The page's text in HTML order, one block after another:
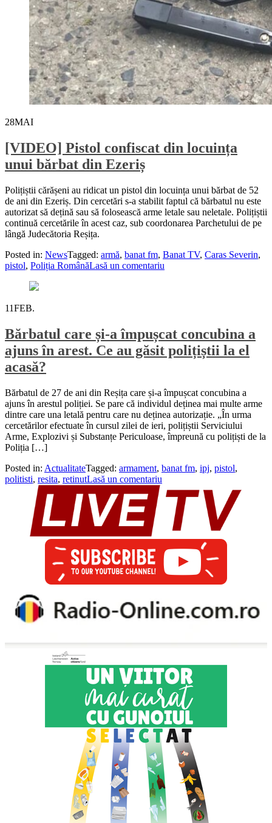
28MAI
[VIDEO] Pistol confiscat din locuința
unui bărbat din Ezeriș
Polițiștii cărășeni au ridicat un pistol din locuința unui bărbat de 52
de ani din Ezeriș. Din cercetări s-a stabilit faptul că bărbatul nu este
autorizat să dețină sau să folosească arme letale sau neletale. Polițiștii
continuă cercetările în acest caz, sub coordonarea Parchetului de pe
lângă Judecătoria Reșița.
Posted in: NewsTagged: armă, banat fm, Banat TV, Caras Severin,
pistol, Poliția RomânăLasă un comentariu
11FEB.
Bărbatul care și-a împușcat concubina a
ajuns în arest. Ce au găsit polițiștii la el
acasă?
Bărbatul de 27 de ani din Reșița care și-a împușcat concubina a
ajuns în arestul poliției. Se pare că individul deținea mai multe arme
dintre care una letală pentru care nu deținea autorizație. „În urma
cercetărilor efectuate în cursul zilei de ieri, polițiștii Serviciului
Arme, Explozivi și Substanțe Periculoase, împreună cu polițiști de la
Poliția […]
Posted in: ActualitateTagged: armament, banat fm, ipj, pistol,
politisti, resita, retinutLasă un comentariu